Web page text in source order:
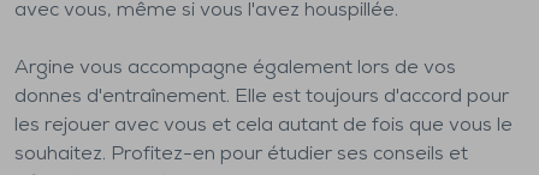
avec vous, même si vous l'avez houspillée.
Argine vous accompagne également lors de vos
donnes d'entraînement. Elle est toujours d'accord pour
les rejouer avec vous et cela autant de fois que vous le
souhaitez. Profitez-en pour étudier ses conseils et